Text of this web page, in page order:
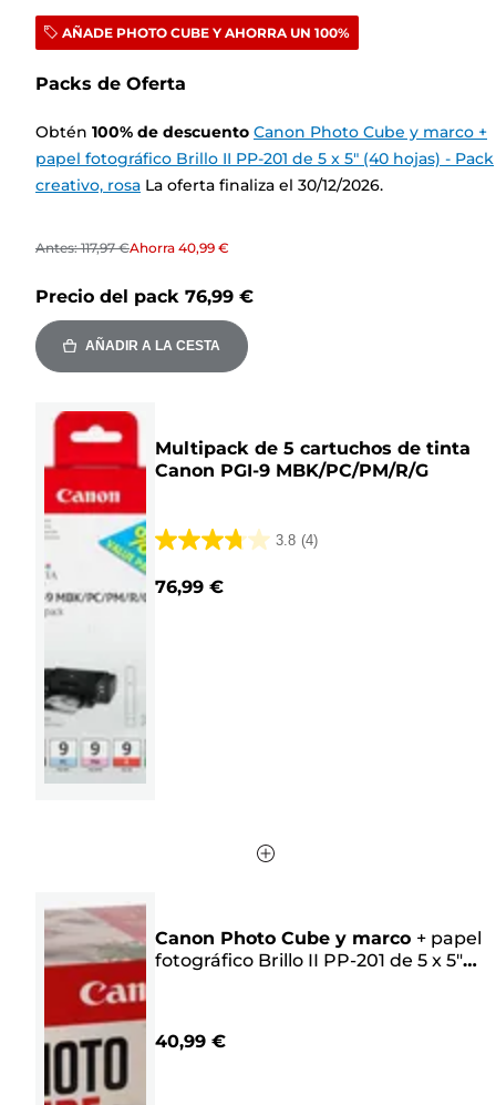
AÑADE PHOTO CUBE Y AHORRA UN 100%
Packs de Oferta
Obtén 100% de descuento Canon Photo Cube y marco +
papel fotográfico Brillo II PP-201 de 5 x 5" (40 hojas) - Pack
creativo, rosa La oferta finaliza el 30/12/2026.
Antes:117,97 €Ahorra 40,99 €
Precio del pack 76,99 €
AÑADIR A LA CESTA
Multipack de 5 cartuchos de tinta
Canon PGI-9 MBK/PC/PM/R/G
3.8 (4)
3.8
de
76,99 €
Canon Photo Cube y marco + papel
fotográfico Brillo II PP-201 de 5 x 5"
40,99 €